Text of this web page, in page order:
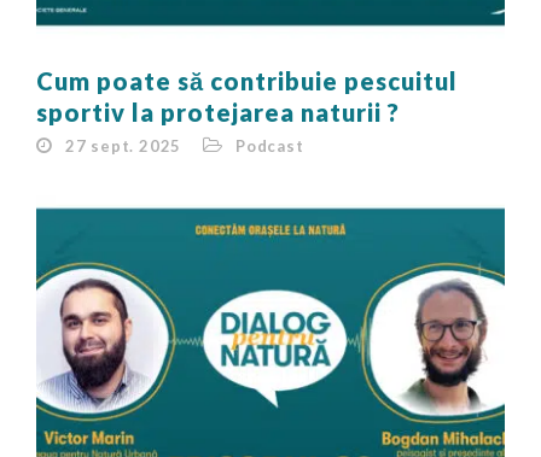
Cum poate să contribuie pescuitul
sportiv la protejarea naturii ?
27 sept. 2025 Podcast